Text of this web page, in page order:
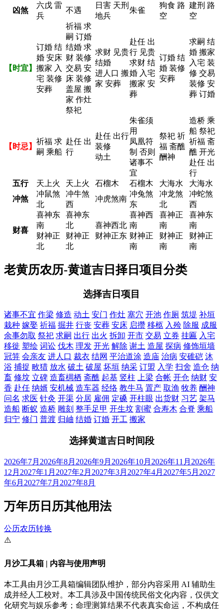
凶煞
六戊 雷
兵
不遇
日害 天刑
地兵
朱雀
狗食 路
空
建刑 路
空
【时宜】
订婚 结
婚 安床
搬家 入
宅 装修
安葬
祈福 求
嗣 订婚
结婚 求
财 装修
交易 安
床 装修
盖屋 搬
家 作灶
祭祀
求财 见贵
结婚
进人口 搬
家 安葬
赴任 出
行 见贵
求财 结
婚 入宅
搬家 安
葬
订婚 结
婚 装修
安葬
求嗣 结
婚 搬家
入宅 装
修 交易
装修 安
葬 订婚
【时忌】
祈福 求
嗣 乘船
赴任 出
行
赴任 出行
装修
动土
朱雀须
用
凤凰符
制 否则
诸事不
宜
祭祀 祈
福 斋醮
酬神
造桥 乘
船 祭祀
祈福 斋
醮 开光
赴任 出
行
五行
天上火 天上火 石榴木 石榴木 大海水
大海水
冲煞
冲鼠煞
北
冲牛煞
西
冲虎煞南
冲兔煞
东
冲龙煞
北
冲蛇煞
西
财喜
喜神东
南
财神正
北
喜神东
北
财神正
北
喜神西北
财神正东
喜神西
南
财神正
南
喜神正
南
财神正
南
喜神东
南
财神正
南
老黄历农历-黄道吉日择日项目分类
选择吉日项目
诸事不宜 作梁 修造 动土 安门 作灶 塞穴 开池 作厕 筑堤 补垣
栽种 嫁娶 祈福 掘井 行丧 安葬 安床 启攒 移柩 入殓 除服 成服
余事勿取 祭祀 求嗣 出行 出火 拆卸 开市 交易 立券 挂匾 入宅
移徙 塑绘 词讼 伐木 理发 开光 解除 谢土 造屋 探病 修饰垣墙
冠笄 会亲友 进人口 裁衣 结网 平治道涂 造庙 治病 安碓硙 沐
浴 捕捉 畋猎 放水 破土 破屋 坏垣 纳采 订盟 入学 扫舍 造仓 纳
畜 修坟 立碑 造畜椆栖 斋醮 起基 竖柱 上梁 合帐 开仓 纳财 安
香 赴任 纳婿 安机械 造车器 经络 教牛马 置产 取渔 牧养 酬神
问名 求医 针灸 开渠 分居 雇佣 定磉 开柱眼 出货财 习艺 架马
造船 断蚁 造桥 雕刻 整手足甲 开生坟 割蜜 合寿木 合脊 乘船
归宁 修门 普渡 归岫 结婚 订婚 开工 搬家
选择黄道吉日时间段
2026年7月 2026年8月 2026年9月 2026年10月 2026年11月 2026年
12月 2027年1月 2027年2月 2027年3月 2027年4月 2027年5月 2027
年6月 2027年7月 2027年8月
万年历日历其他用法
公历农历转换
⚠️
月沙工具箱 | 内容与使用声明
本工具由月沙工具箱编辑团队维护，部分内容采用 AI 辅助生
成并经人工校对。本工具涉及中国传统民俗文化内容，仅供文
化研究与娱乐参考；命理测算结果不代表真实命运，不构成任